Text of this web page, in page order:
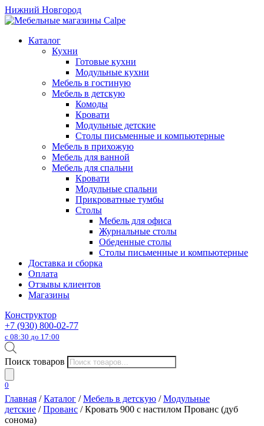
Нижний Новгород
Каталог
Кухни
Готовые кухни
Модульные кухни
Мебель в гостиную
Мебель в детскую
Комоды
Кровати
Модульные детские
Столы письменные и компьютерные
Мебель в прихожую
Мебель для ванной
Мебель для спальни
Кровати
Модульные спальни
Прикроватные тумбы
Столы
Мебель для офиса
Журнальные столы
Обеденные столы
Столы письменные и компьютерные
Доставка и сборка
Оплата
Отзывы клиентов
Магазины
Конструктор
+7 (930) 800-02-77
с 08:30 до 17:00
Поиск товаров
0
Главная /Каталог /Мебель в детскую /Модульные
детские /Прованс / Кровать 900 с настилом Прованс (дуб
сонома)